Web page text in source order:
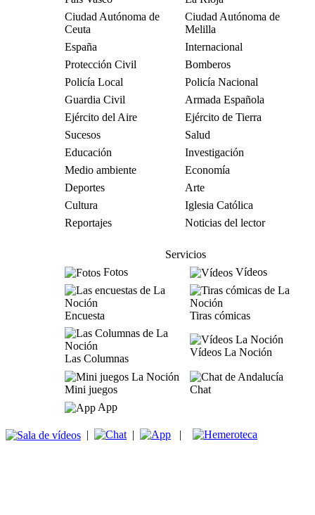
Ciudad Autónoma de
Ceuta
Ciudad Autónoma de
Melilla
España
Internacional
Protección Civil
Bomberos
Policía Local
Policía Nacional
Guardia Civil
Armada Española
Ejército del Aire
Ejército de Tierra
Sucesos
Salud
Educación
Investigación
Medio ambiente
Economía
Deportes
Arte
Cultura
Iglesia Católica
Reportajes
Noticias del lector
Servicios
Fotos
Vídeos
Encuesta Tiras cómicas
Las Columnas
Vídeos La Noción
Mini juegos
Chat
App
| | |